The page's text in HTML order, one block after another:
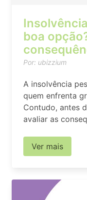
boa
Por: ubizzium
A insolvência
quem enfrenta
Contudo, antes
avaliar as
Ver mais